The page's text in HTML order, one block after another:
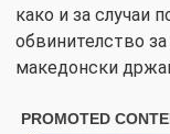
како и за случаи
обвинителство
македонски